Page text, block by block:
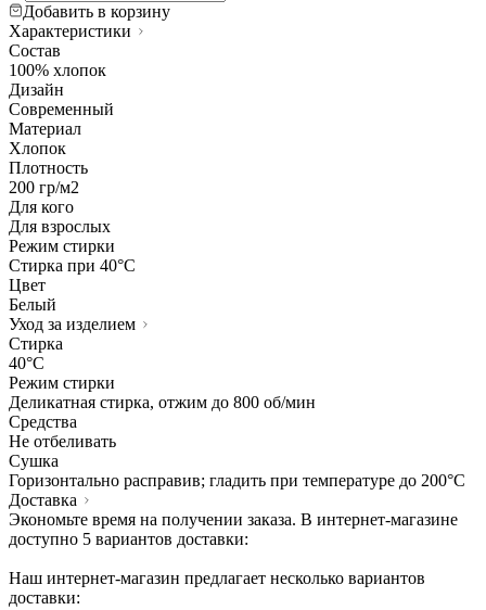
Добавить в корзину
Характеристики
Состав
100% хлопок
Дизайн
Современный
Материал
Хлопок
Плотность
200 гр/м2
Для кого
Для взрослых
Режим стирки
Стирка при 40°С
Цвет
Белый
Уход за изделием
Стирка
40°C
Режим стирки
Деликатная стирка, отжим до 800 об/мин
Средства
Не отбеливать
Сушка
Горизонтально расправив; гладить при температуре до 200°C
Доставка
Экономьте время на получении заказа. В интернет-магазине
доступно 5 вариантов доставки:
Наш интернет-магазин предлагает несколько вариантов
доставки: